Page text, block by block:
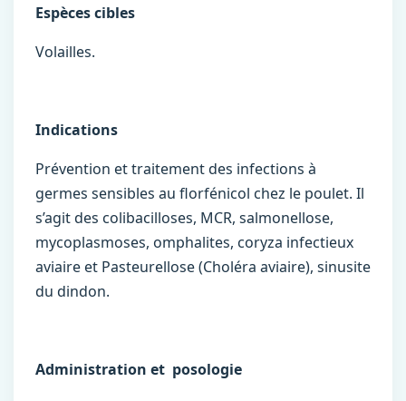
Espèces cibles
Volailles.
Indications
Prévention et traitement des infections à
germes sensibles au florfénicol chez le poulet. Il
s’agit des colibacilloses, MCR, salmonellose,
mycoplasmoses, omphalites, coryza infectieux
aviaire et Pasteurellose (Choléra aviaire), sinusite
du dindon.
Administration et posologie